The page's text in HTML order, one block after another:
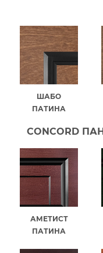
ШАБО
ПАТИНА
CONCORD
АМЕТИСТ
ПАТИНА